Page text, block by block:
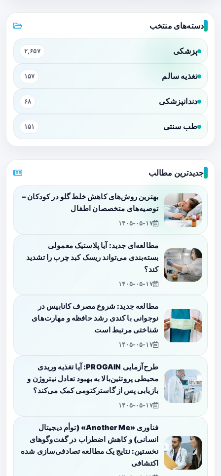
دسته‌های منتخب
پزشکی ۲,۶۵۷
تغذیه سالم ۱۵۷
دندانپزشکی ۶۸
طب سنتی ۱۵۱
جدیدترین مطالب
بهترین روش‌های کاهش خلط گلو در کودکان –
توصیه‌های متخصصان اطفال
۱۴۰۵-۰۵-۱۷
مطالعه‌ای جدید: آیا پلاستیک معمولی
بسته‌بندی می‌تواند ریسک کبد چرب را تشدید
کند؟
۱۴۰۵-۰۵-۱۷
مطالعه جدید: شروع مصرف کانابیس در
نوجوانی با کندی رشد حافظه و مهارت‌های
شناختی مرتبط است
۱۴۰۵-۰۵-۱۷
طرح‌آزمایی PROGAIN: آیا تغذیه وریدی
محیطی پروتئین‌بالا به بهبود تعادل نیتروژن و
بازیابی پس از گاسترکتومی کمک می‌کند؟
۱۴۰۵-۰۵-۱۷
فناوری «Another Me» (توأم دیجیتال
انسانی) و کاهش اضطراب در گفت‌وگوهای
نخستین: نتایج یک مطالعه تصادفی‌سازی شده
اکتشافی